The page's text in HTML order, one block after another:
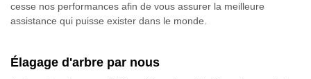
cesse nos performances afin de vous assurer la meilleure
assistance qui puisse exister dans le monde.
Élagage d'arbre par nous